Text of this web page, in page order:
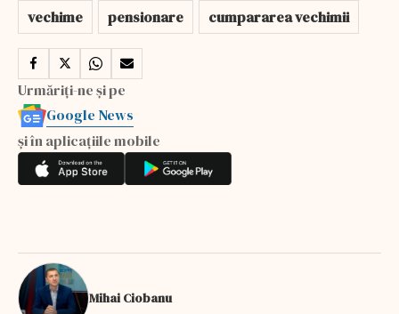
vechime pensionare cumpararea vechimii
Urmăriți-ne și pe
Google News
și în aplicațiile mobile
Mihai Ciobanu